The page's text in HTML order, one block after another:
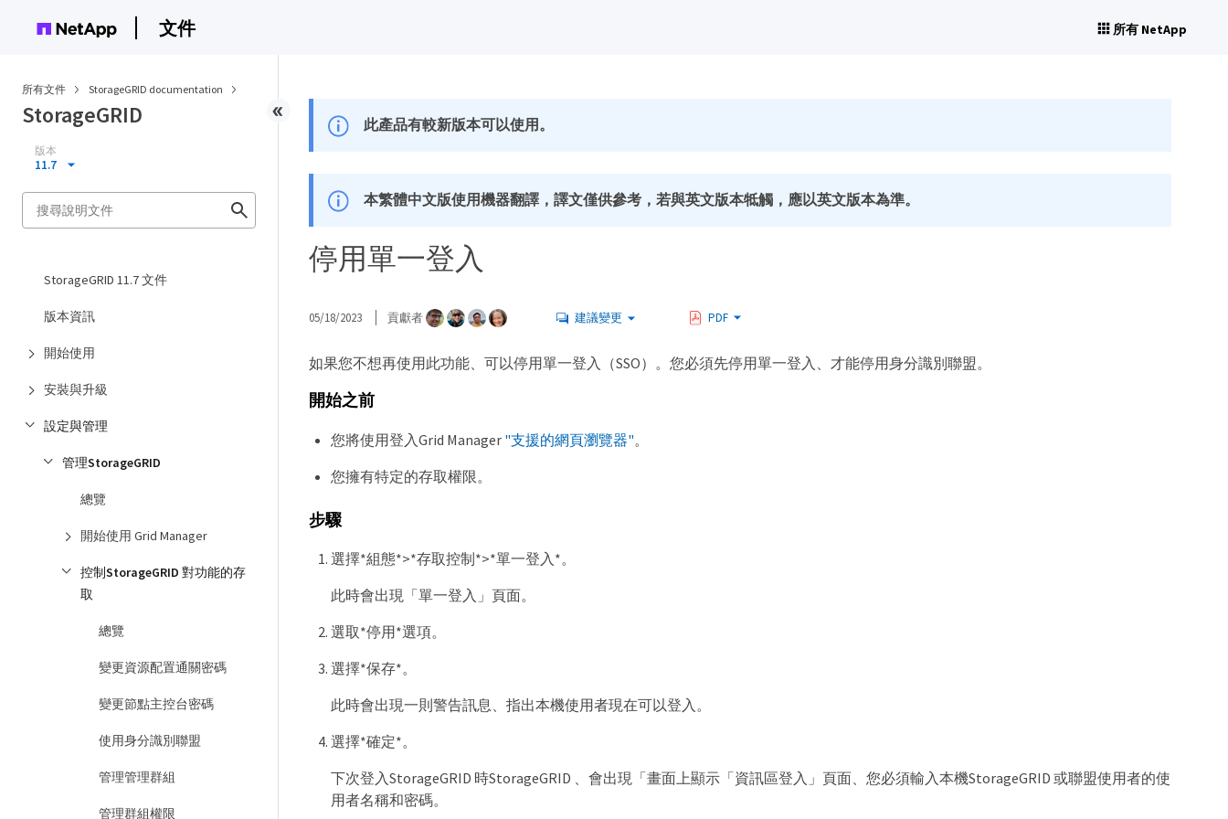
文件 所有 NetApp
所有文件 StorageGRID documentation
StorageGRID
版本
11.7
StorageGRID 11.7 文件
版本資訊
開始使用
安裝與升級
設定與管理
管理StorageGRID
總覽
開始使用 Grid Manager
控制StorageGRID 對功能的存
取
總覽
變更資源配置通關密碼
變更節點主控台密碼
使用身分識別聯盟
管理管理群組
管理群組權限
此產品有較新版本可以使用。
本繁體中文版使用機器翻譯，譯文僅供參考，若與英文版本牴觸，應以英文版本為準。
停用單一登入
05/18/2023 貢獻者 建議變更 PDF
如果您不想再使用此功能、可以停用單一登入（SSO）。您必須先停用單一登入、才能停用身分識別聯盟。
開始之前
您將使用登入Grid Manager "支援的網頁瀏覽器"。
您擁有特定的存取權限。
步驟
選擇*組態*>*存取控制*>*單一登入*。
此時會出現「單一登入」頁面。
選取*停用*選項。
選擇*保存*。
此時會出現一則警告訊息、指出本機使用者現在可以登入。
選擇*確定*。
下次登入StorageGRID 時StorageGRID 、會出現「畫面上顯示「資訊區登入」頁面、您必須輸入本機StorageGRID 或聯盟使用者的使
用者名稱和密碼。